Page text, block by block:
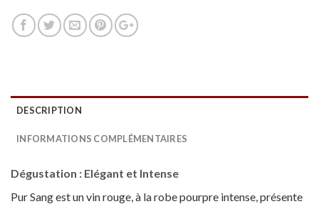
DESCRIPTION
INFORMATIONS COMPLÉMENTAIRES
Dégustation : Elégant et Intense
Pur Sang est un vin rouge, à la robe pourpre intense, présente